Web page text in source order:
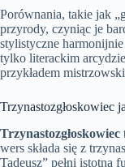
Porównania, takie jak
przyrody, czyniąc je
stylistyczne
tylko literackim
przykładem
Trzynastozgłoskowiec
Trzynastozgłoskowiec
wers składa się z
Tadeusz” pełni istotną